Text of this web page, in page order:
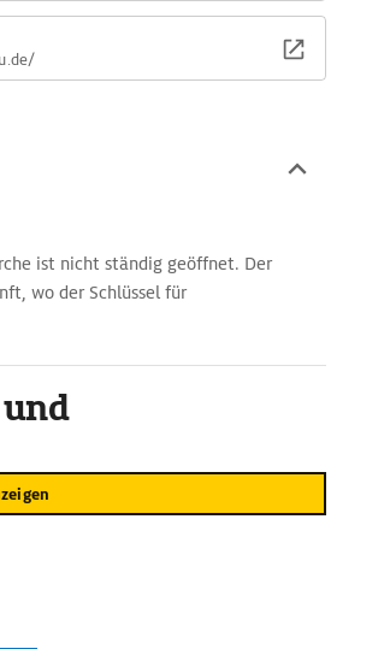
ist nicht ständig geöffnet. Der
wo der Schlüssel für